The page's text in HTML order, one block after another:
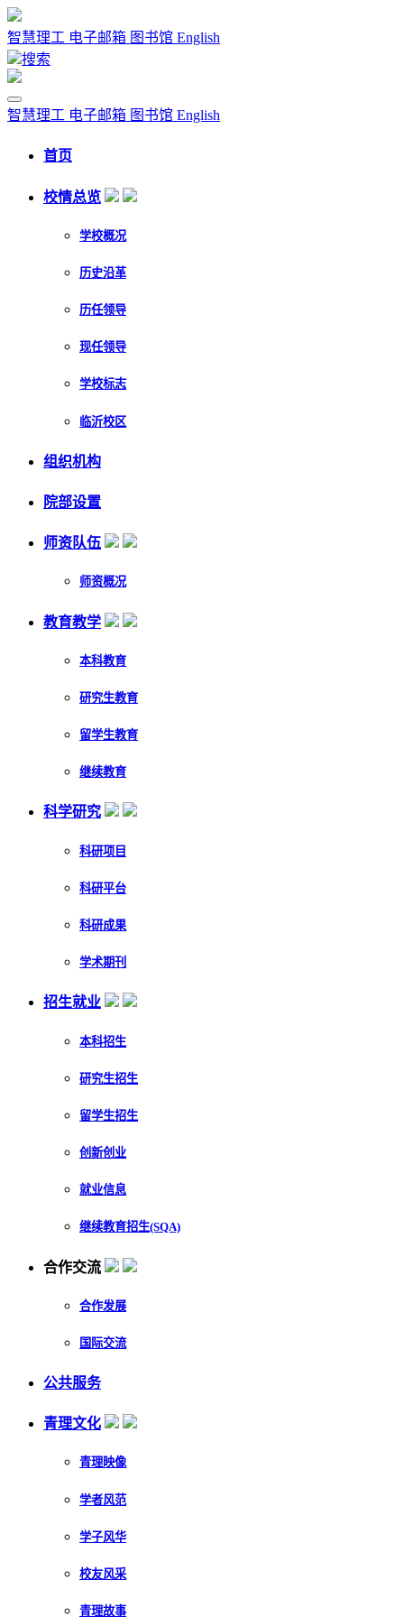
智慧理工 电子邮箱 图书馆 English
搜索
智慧理工 电子邮箱 图书馆 English
首页
校情总览
学校概况
历史沿革
历任领导
现任领导
学校标志
临沂校区
组织机构
院部设置
师资队伍
师资概况
教育教学
本科教育
研究生教育
留学生教育
继续教育
科学研究
科研项目
科研平台
科研成果
学术期刊
招生就业
本科招生
研究生招生
留学生招生
创新创业
就业信息
继续教育招生(SQA)
合作交流
合作发展
国际交流
公共服务
青理文化
青理映像
学者风范
学子风华
校友风采
青理故事